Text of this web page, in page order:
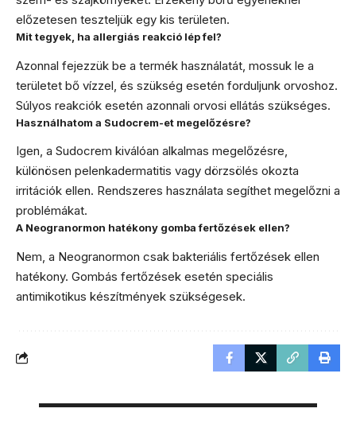
előzetesen teszteljük egy kis területen.
Mit tegyek, ha allergiás reakció lép fel?
Azonnal fejezzük be a termék használatát, mossuk le a
területet bő vízzel, és szükség esetén forduljunk orvoshoz.
Súlyos reakciók esetén azonnali orvosi ellátás szükséges.
Használhatom a Sudocrem-et megelőzésre?
Igen, a Sudocrem kiválóan alkalmas megelőzésre,
különösen pelenkadermatitis vagy dörzsölés okozta
irritációk ellen. Rendszeres használata segíthet megelőzni a
problémákat.
A Neogranormon hatékony gomba fertőzések ellen?
Nem, a Neogranormon csak bakteriális fertőzések ellen
hatékony. Gombás fertőzések esetén speciális
antimikotikus készítmények szükségesek.